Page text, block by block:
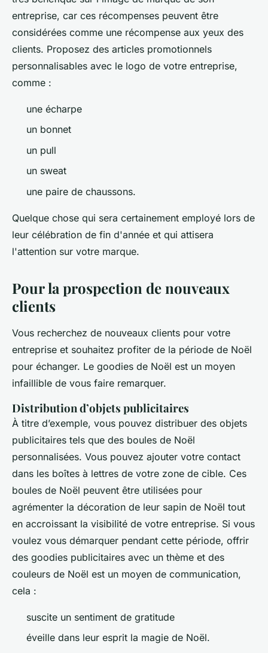
entreprise, car ces récompenses peuvent être
considérées comme une récompense aux yeux des
clients. Proposez des articles promotionnels
personnalisables avec le logo de votre entreprise,
comme :
une écharpe
un bonnet
un pull
un sweat
une paire de chaussons.
Quelque chose qui sera certainement employé lors de
leur célébration de fin d'année et qui attisera
l'attention sur votre marque.
Pour la prospection de nouveaux
clients
Vous recherchez de nouveaux clients pour votre
entreprise et souhaitez profiter de la période de Noël
pour échanger. Le goodies de Noël est un moyen
infaillible de vous faire remarquer.
Distribution d’objets publicitaires
À titre d’exemple, vous pouvez distribuer des objets
publicitaires tels que des boules de Noël
personnalisées. Vous pouvez ajouter votre contact
dans les boîtes à lettres de votre zone de cible. Ces
boules de Noël peuvent être utilisées pour
agrémenter la décoration de leur sapin de Noël tout
en accroissant la visibilité de votre entreprise. Si vous
voulez vous démarquer pendant cette période, offrir
des goodies publicitaires avec un thème et des
couleurs de Noël est un moyen de communication,
cela :
suscite un sentiment de gratitude
éveille dans leur esprit la magie de Noël.